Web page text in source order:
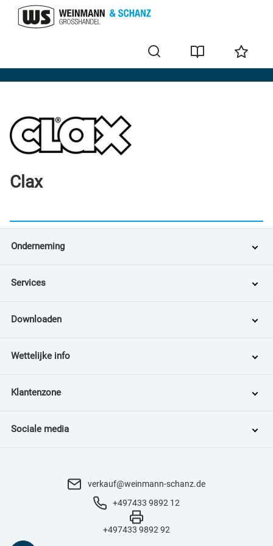
Merken
Clax
Onderneming
Services
Downloaden
Wettelijke info
Klantenzone
Sociale media
verkauf@weinmann-schanz.de
+497433 9892 12
+497433 9892 92